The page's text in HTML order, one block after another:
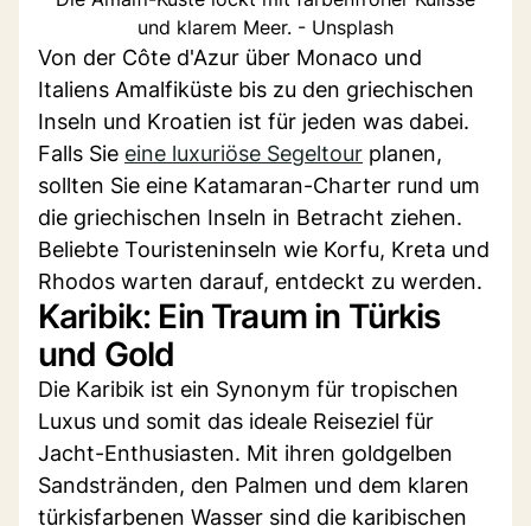
und klarem Meer. - Unsplash
Von der Côte d'Azur über Monaco und
Italiens Amalfiküste bis zu den griechischen
Inseln und Kroatien ist für jeden was dabei.
Falls Sie eine luxuriöse Segeltour planen,
sollten Sie eine Katamaran-Charter rund um
die griechischen Inseln in Betracht ziehen.
Beliebte Touristeninseln wie Korfu, Kreta und
Rhodos warten darauf, entdeckt zu werden.
Karibik: Ein Traum in Türkis
und Gold
Die Karibik ist ein Synonym für tropischen
Luxus und somit das ideale Reiseziel für
Jacht-Enthusiasten. Mit ihren goldgelben
Sandstränden, den Palmen und dem klaren
türkisfarbenen Wasser sind die karibischen